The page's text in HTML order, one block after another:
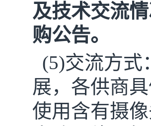
及技术交流
购公告。
(5)交流方式
展，各供商
使用含有摄